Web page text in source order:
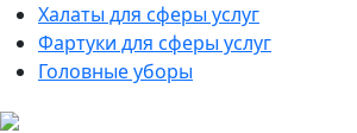
Халаты для сферы услуг
Фартуки для сферы услуг
Головные уборы